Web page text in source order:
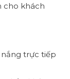
cho khách
trực tiếp